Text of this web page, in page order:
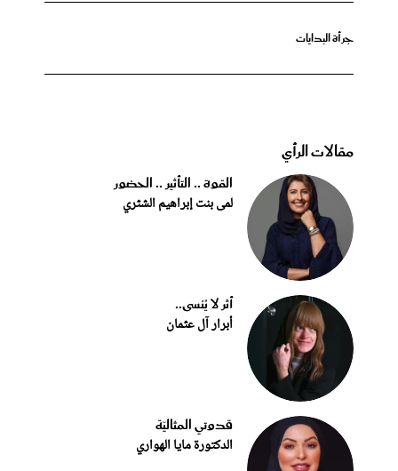
جرأة البدايات
مقالات الرأي
القوة .. التأثير .. الحضور
لمى بنت إبراهيم الشثري
أثر لا يُنسى..
أبرار آل عثمان
قدوتي المثاليّة
الدكتورة مايا الهواري